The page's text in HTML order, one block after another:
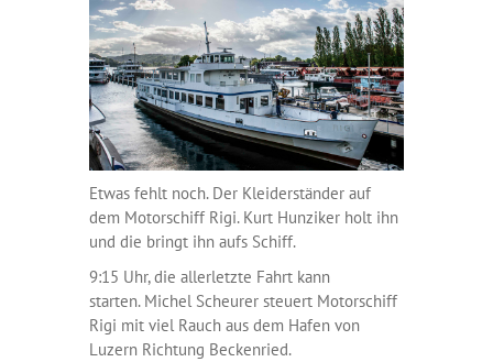
Etwas fehlt noch. Der Kleiderständer auf
dem Motorschiff Rigi. Kurt Hunziker holt ihn
und die bringt ihn aufs Schiff.
9:15 Uhr, die allerletzte Fahrt kann
starten. Michel Scheurer steuert Motorschiff
Rigi mit viel Rauch aus dem Hafen von
Luzern Richtung Beckenried.